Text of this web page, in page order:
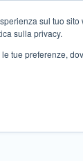
sul tuo
sulla privacy.
tue preferenze,